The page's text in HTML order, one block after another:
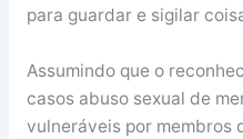
para guardar e sigilar
Assumindo que o
casos abuso sexual de
vulneráveis por membros